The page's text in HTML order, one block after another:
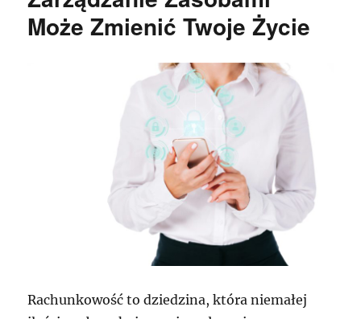
Może Zmienić Twoje Życie
Rachunkowość to dziedzina, która niemałej